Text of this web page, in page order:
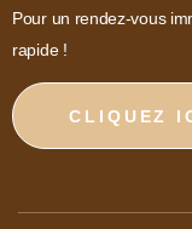
Pour un rendez-vous
rapide !
CLIQUEZ